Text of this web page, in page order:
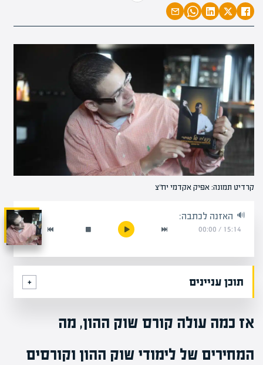
קרדיט תמונה: אפיק אקדמי יח"צ
האזנה לכתבה:
15:14
/
00:00
תוכן עניינים
אז כמה עולה קורס שוק ההון, מה
המחירים של לימודי שוק ההון וקורסים